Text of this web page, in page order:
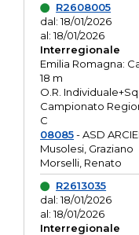
R2608005
dal: 18/01/2026
al: 18/01/2026
Interregionale
Emilia Romagna:
18 m
O.R.
Campionato
C
08085- ASD
Musolesi, Graziano
Morselli, Renato
R2613035
dal: 18/01/2026
al: 18/01/2026
Interregionale